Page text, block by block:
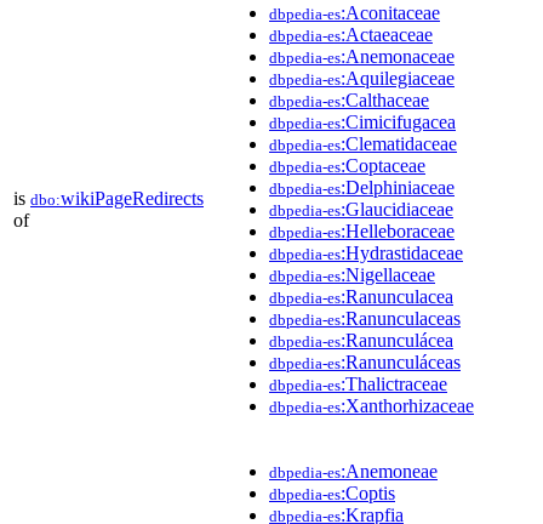
is dbo:wikiPageRedirects
of
dbpedia-es:Aconitaceae
dbpedia-es:Actaeaceae
dbpedia-es:Anemonaceae
dbpedia-es:Aquilegiaceae
dbpedia-es:Calthaceae
dbpedia-es:Cimicifugacea
dbpedia-es:Clematidaceae
dbpedia-es:Coptaceae
dbpedia-es:Delphiniaceae
dbpedia-es:Glaucidiaceae
dbpedia-es:Helleboraceae
dbpedia-es:Hydrastidaceae
dbpedia-es:Nigellaceae
dbpedia-es:Ranunculacea
dbpedia-es:Ranunculaceas
dbpedia-es:Ranunculácea
dbpedia-es:Ranunculáceas
dbpedia-es:Thalictraceae
dbpedia-es:Xanthorhizaceae
dbpedia-es:Anemoneae
dbpedia-es:Coptis
dbpedia-es:Krapfia